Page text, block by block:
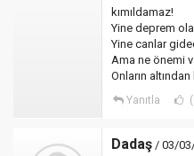
kımıldamaz!
Yine deprem
Yine canlar
Ama ne önemi
Onların
Yanıtla
Dadaş / 03/